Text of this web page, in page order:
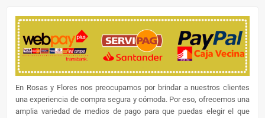
En Rosas y Flores nos preocupamos por brindar a nuestros clientes
una experiencia de compra segura y cómoda. Por eso, ofrecemos una
amplia variedad de medios de pago para que puedas elegir el que